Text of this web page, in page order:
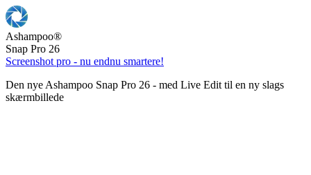
Ashampoo®
Snap Pro 26
Screenshot pro - nu endnu smartere!
Den nye Ashampoo Snap Pro 26 - med Live Edit til en ny slags
skærmbillede